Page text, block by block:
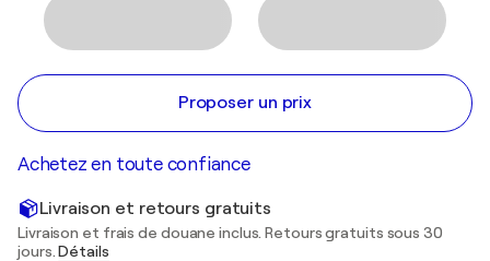
Proposer un prix
Achetez en toute confiance
Livraison et retours gratuits
Livraison et frais de douane inclus. Retours gratuits sous 30
jours.Détails